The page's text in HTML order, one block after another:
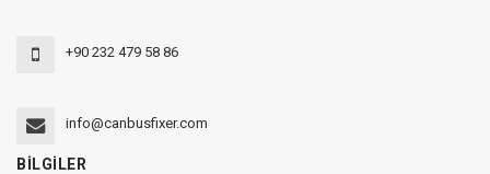
+90 232 479 58 86
info@canbusfixer.com
BİLGİLER